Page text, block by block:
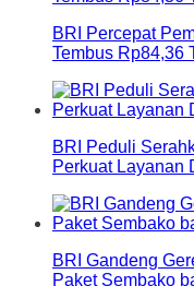
BRI Percepat
Tembus Rp84,36
BRI Peduli
Perkuat Layanan
BRI Gandeng
Paket Sembako